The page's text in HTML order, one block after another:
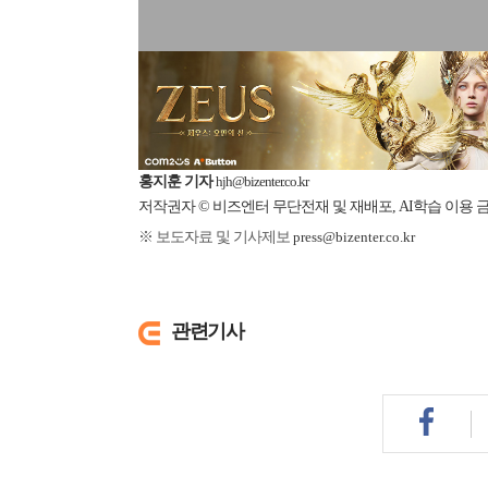
홍지훈 기자 hjh@bizenter.co.kr
저작권자 © 비즈엔터 무단전재 및 재배포, AI학습 이용
※ 보도자료 및 기사제보 press@bizenter.co.kr
관련기사